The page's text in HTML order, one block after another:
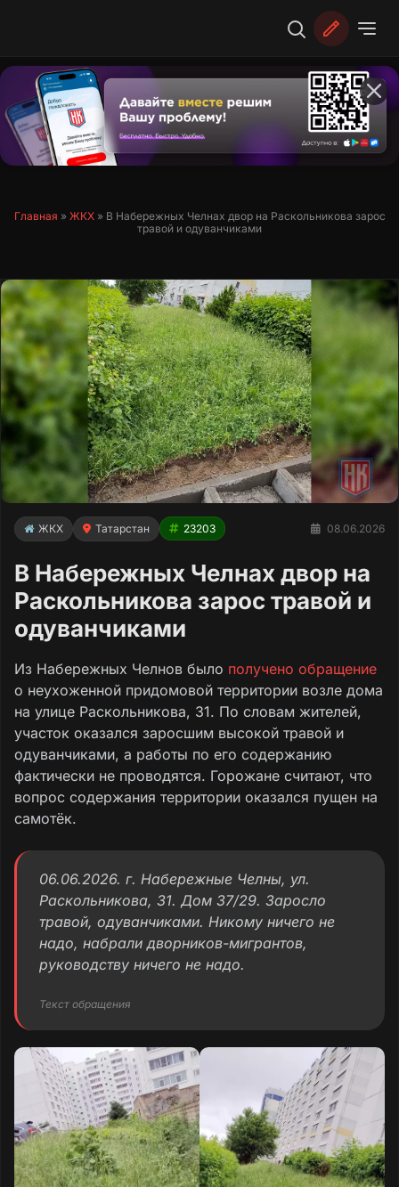
Главная » ЖКХ» В Набережных Челнах двор на Раскольникова зарос
травой и одуванчиками
ЖКХ Татарстан 23203 08.06.2026
В Набережных Челнах двор на
Раскольникова зарос травой и
одуванчиками
Из Набережных Челнов было получено обращение
о неухоженной придомовой территории возле дома
на улице Раскольникова, 31. По словам жителей,
участок оказался заросшим высокой травой и
одуванчиками, а работы по его содержанию
фактически не проводятся. Горожане считают, что
вопрос содержания территории оказался пущен на
самотёк.
06.06.2026. г. Набережные Челны, ул.
Раскольникова, 31. Дом 37/29. Заросло
травой, одуванчиками. Никому ничего не
надо, набрали дворников-мигрантов,
руководству ничего не надо.
Текст обращения